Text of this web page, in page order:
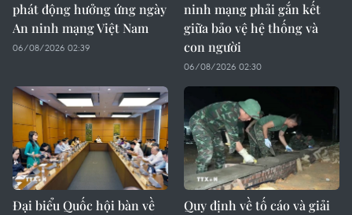
phát động hưởng ứng ngày
An ninh mạng Việt Nam
06/08/2026 02:39
ninh mạng phải gắn kết
giữa bảo vệ hệ thống và
con người
06/08/2026 02:30
Đại biểu Quốc hội bàn về
Quy định về tố cáo và giải